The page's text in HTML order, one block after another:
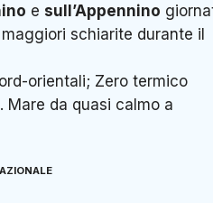
e sull’Appennino
schiarite durante il
orientali; Zero termico
Mare da quasi calmo a